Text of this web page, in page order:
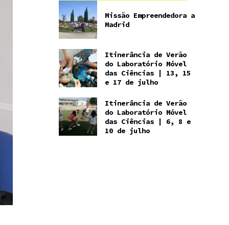
Missão Empreendedora a
Madrid
Itinerância de Verão
do Laboratório Móvel
das Ciências | 13, 15
e 17 de julho
Itinerância de Verão
do Laboratório Móvel
das Ciências | 6, 8 e
10 de julho